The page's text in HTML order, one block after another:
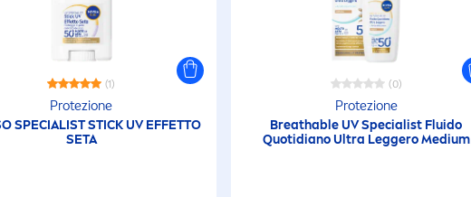
(1)
Protezione
SPECIALIST STICK UV EFFETTO
SETA
(0)
Protezione
Breathable UV Specialist Fluido
Quotidiano Ultra Leggero Medium